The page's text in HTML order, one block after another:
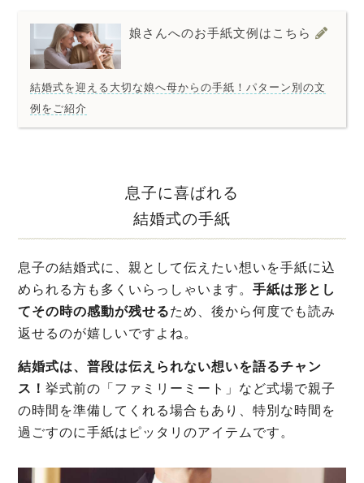
娘さんへのお手紙文例はこちら
結婚式を迎える大切な娘へ母からの手紙！パターン別の文
例をご紹介
息子に喜ばれる
結婚式の手紙
息子の結婚式に、親として伝えたい想いを手紙に込
められる方も多くいらっしゃいます。手紙は形とし
てその時の感動が残せるため、後から何度でも読み
返せるのが嬉しいですよね。
結婚式は、普段は伝えられない想いを語るチャン
ス！挙式前の「ファミリーミート」など式場で親子
の時間を準備してくれる場合もあり、特別な時間を
過ごすのに手紙はピッタリのアイテムです。